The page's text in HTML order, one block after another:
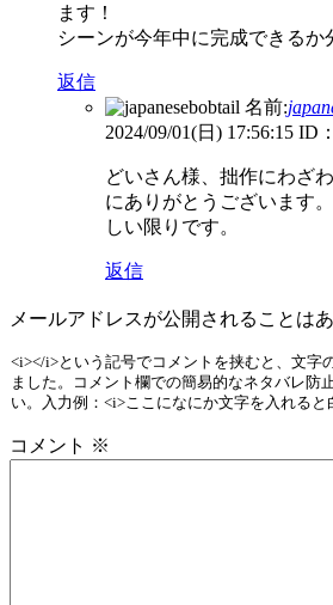
ます！
シーンが今年中に完成できる
返信
名前:
2024/09/01(日) 17:56:15 ID
どいさん様、拙作にわざ
にありがとうございます
しい限りです。
返信
メールアドレスが公開されることはあ
<i></i>という記号でコメントを挟むと、文字
ました。コメント欄での簡易的なネタバレ防
い。入力例：<i>ここになにか文字を入れる
コメント ※